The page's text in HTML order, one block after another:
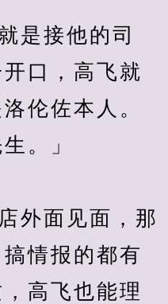
口，高飞就
伦佐本人。
。」
情报的都有
高飞也能理